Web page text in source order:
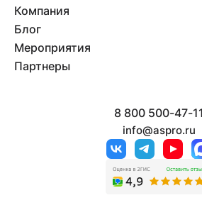
Компания
Блог
Мероприятия
Партнеры
8 800 500-47-11
info@aspro.ru